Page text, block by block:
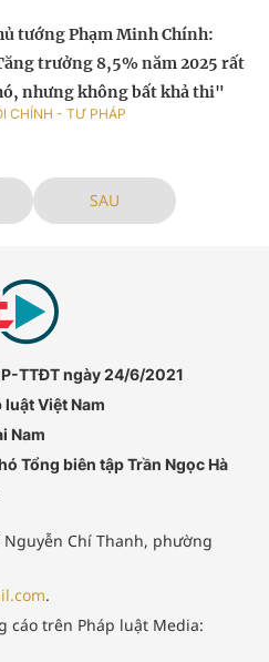
tướng Phạm Minh Chính:
trưởng 8,5% năm 2025 rất
nhưng không bất khả thi"
CHÍNH - TƯ PHÁP
SAU
TTĐT ngày 24/6/2021
luật Việt Nam
Nam
Tổng biên tập Trần Ngọc Hà
Nguyễn Chí Thanh, phường
.
cáo trên Pháp luật Media: